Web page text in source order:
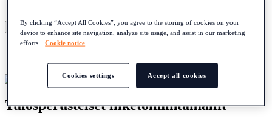
Haku Haku
Suomi
Tulosperusteiset liiketoimintamallit
By clicking “Accept All Cookies”, you agree to the storing of cookies on your
device to enhance site navigation, analyze site usage, and assist in our marketing
efforts.
Cookie notice
Accept all cookies
Cookies settings